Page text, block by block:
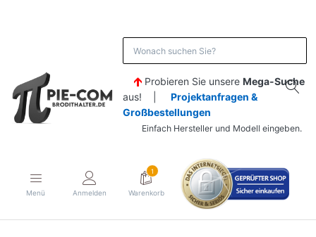
Probieren Sie unsere Mega-Suche
aus! | Projektanfragen &
Großbestellungen
Einfach Hersteller und Modell eingeben.
Menü Anmelden
1
Warenkorb